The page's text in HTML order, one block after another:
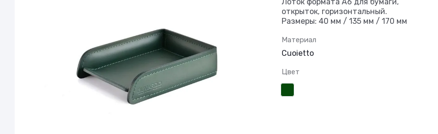
открыток, горизонтальный.
Размеры: 40 мм / 135 мм / 170 мм
Материал
Cuoietto
Цвет